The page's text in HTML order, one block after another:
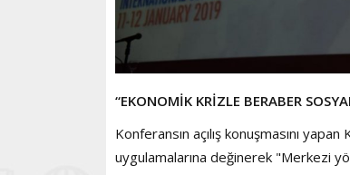
“EKONOMİK KRİZLE BERABER
Konferansın açılış konuşmasını
uygulamalarına değinerek "Merkezi